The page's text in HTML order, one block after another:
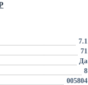
7.1
71
Да
8
005804